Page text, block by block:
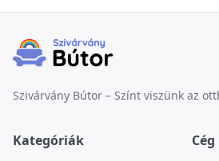
Szivárvány Bútor – Színt viszünk az
Kategóriák Cég